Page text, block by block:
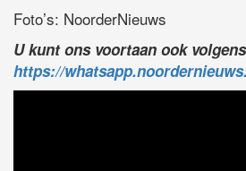
Foto’s: NoorderNieuws
U kunt ons voortaan ook
https://